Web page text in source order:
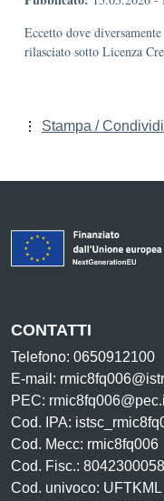
Eccetto dove
rilasciato sotto Licenza
Stampa / Condividi
CONTATTI
Telefono: 0650912100
E-mail:
PEC:
Cod. IPA:
Cod. Mecc: rmic8fq006
Cod. Fisc.:
Cod. univoco: UFTKML